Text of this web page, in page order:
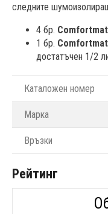
следните
4 бр.
1 бр.
достатъчен 1/2
Каталожен номер
Марка
Връзки
Рейтинг